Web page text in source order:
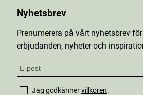
Nyhetsbrev
Prenumerera på vårt nyhetsbrev
erbjudanden, nyheter och
Jag godkännervillkoren.